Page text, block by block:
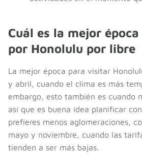
Cuál es la mejor
por Honolulu por libre
La mejor época para visitar
y abril, cuando el clima es más
embargo, esto también es cuando
así que es buena idea planificar
prefieres menos aglomeraciones,
mayo y noviembre, cuando las
tienden a ser más bajas.